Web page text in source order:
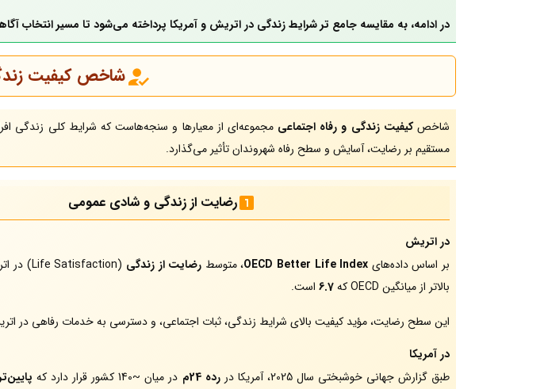
در ادامه، به مقایسه جامع تر شرایط زندگی در اتریش و آمریکا پرداخته می‌شود تا مسیر انتخاب
شاخص کیفیت
شاخصکیفیت زندگی و رفاه اجتماعی مجموعه‌ای از معیارها و سنجه‌هاست که شرایط کلی زندگی
مستقیم بر رضایت، آسایش و سطح رفاه شهروندان تأثیر می‌گذارد.
رضایت از زندگی و شادی عمومی
در اتریش
بر اساس داده‌های OECD Better Life Index، متوسط رضایت از زندگی (Life Satisfaction) در اتریش برابر با
بالاتر از میانگین OECD که
6.7 است.
این سطح رضایت، مؤید کیفیت بالای شرایط زندگی، ثبات اجتماعی، و دسترسی به خدمات رفاهی در
در آمریکا
طبق گزارش جهانی خوشبختی سال 2025، آمریکا در
رده 24م در میان ~140 کشور قرار دارد که